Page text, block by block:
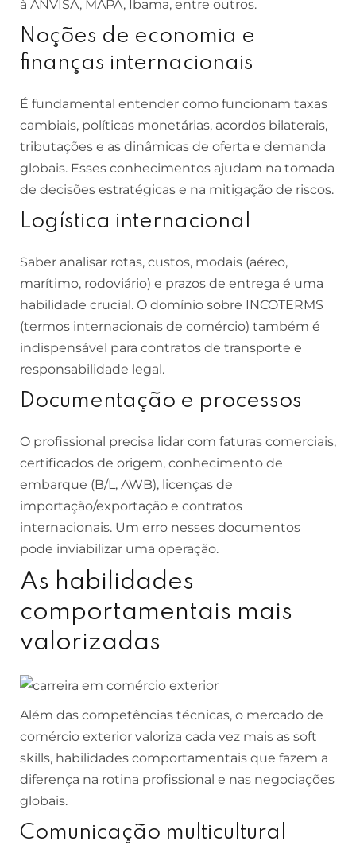
à ANVISA, MAPA, Ibama, entre outros.
Noções de economia e
finanças internacionais
É fundamental entender como funcionam taxas
cambiais, políticas monetárias, acordos bilaterais,
tributações e as dinâmicas de oferta e demanda
globais. Esses conhecimentos ajudam na tomada
de decisões estratégicas e na mitigação de riscos.
Logística internacional
Saber analisar rotas, custos, modais (aéreo,
marítimo, rodoviário) e prazos de entrega é uma
habilidade crucial. O domínio sobre INCOTERMS
(termos internacionais de comércio) também é
indispensável para contratos de transporte e
responsabilidade legal.
Documentação e processos
O profissional precisa lidar com faturas comerciais,
certificados de origem, conhecimento de
embarque (B/L, AWB), licenças de
importação/exportação e contratos
internacionais. Um erro nesses documentos
pode inviabilizar uma operação.
As habilidades
comportamentais mais
valorizadas
Além das competências técnicas, o mercado de
comércio exterior valoriza cada vez mais as soft
skills, habilidades comportamentais que fazem a
diferença na rotina profissional e nas negociações
globais.
Comunicação multicultural